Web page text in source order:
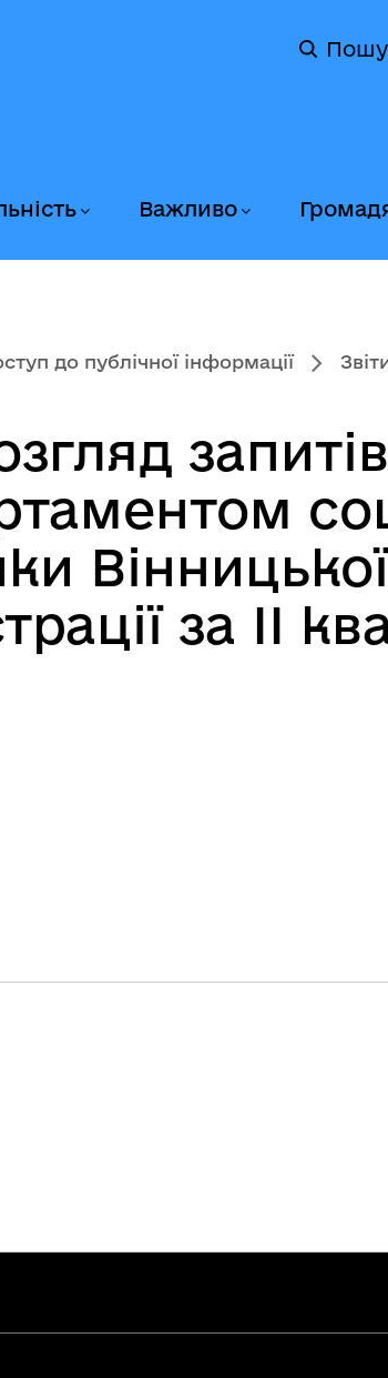
Важливо
до публічної інформації
за ІІ